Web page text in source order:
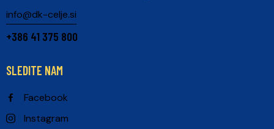
info@dk-celje.si
+386 41 375 800
SLEDITE NAM
Facebook
Instagram